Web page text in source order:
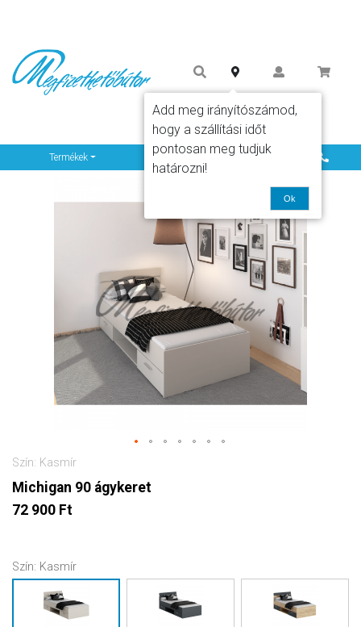
Termékek Info
Szín: Kasmír
Michigan 90 ágykeret
72 900 Ft
Szín: Kasmír
Add meg irányítószámod,
hogy a szállítási időt
pontosan meg tudjuk
határozni!
Ok